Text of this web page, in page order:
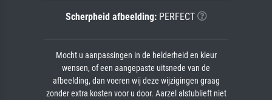
Scherpheid afbeelding:PERFECT
Mocht u aanpassingen in de helderheid en kleur
wensen, of een aangepaste uitsnede van de
afbeelding, dan voeren wij deze wijzigingen graag
zonder extra kosten voor u door. Aarzel alstublieft niet